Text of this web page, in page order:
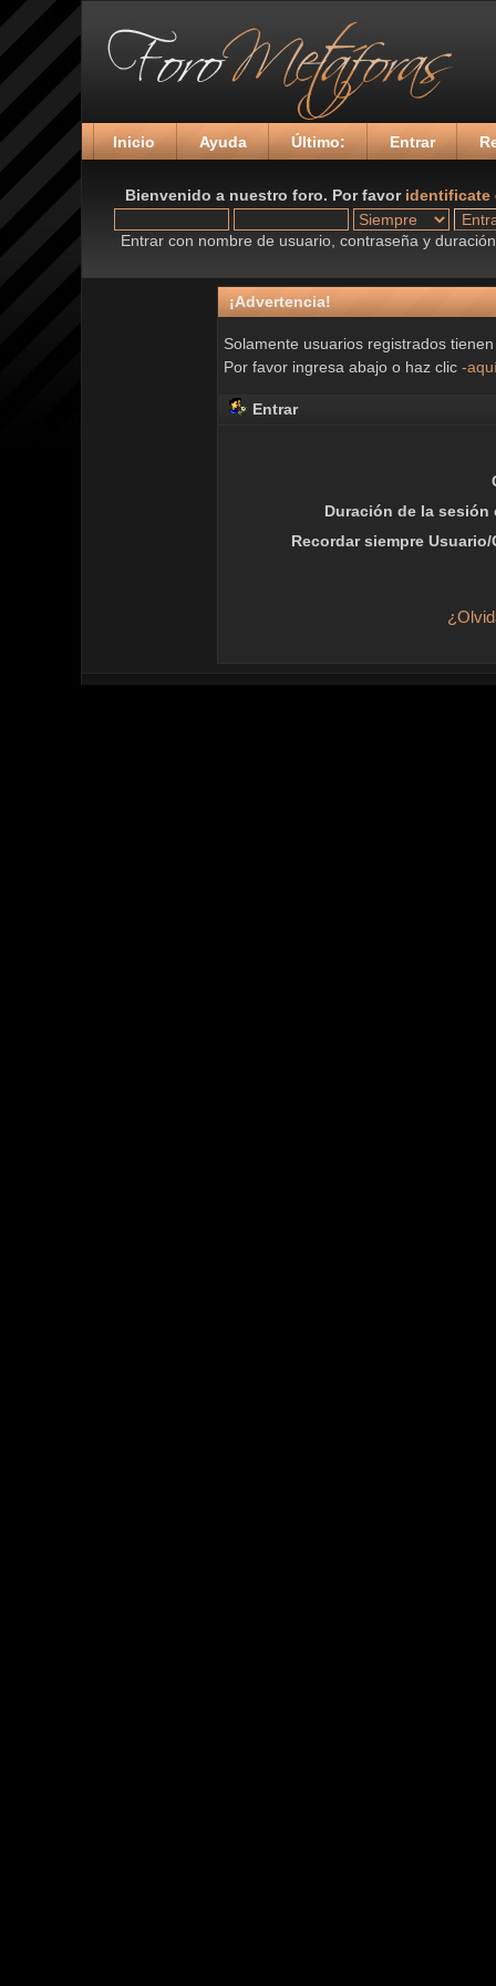
Inicio Ayuda Último: Entrar
Bienvenido a nuestro foro. Por favor identificate
Entrar con nombre de usuario, contraseña y
¡Advertencia!
Solamente usuarios registrados
Por favor ingresa abajo o haz clic -
Entrar
Duración de la sesión
Recordar siempre